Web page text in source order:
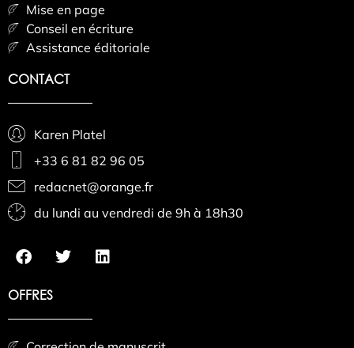
Mise en page
Conseil en écriture
Assistance éditoriale
CONTACT
Karen Platel
+33 6 81 82 96 05
redacnet@orange.fr
du lundi au vendredi de 9h à 18h30
OFFRES